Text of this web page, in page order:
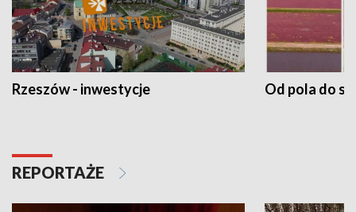
Rzeszów - inwestycje Od pola do
REPORTAŻE